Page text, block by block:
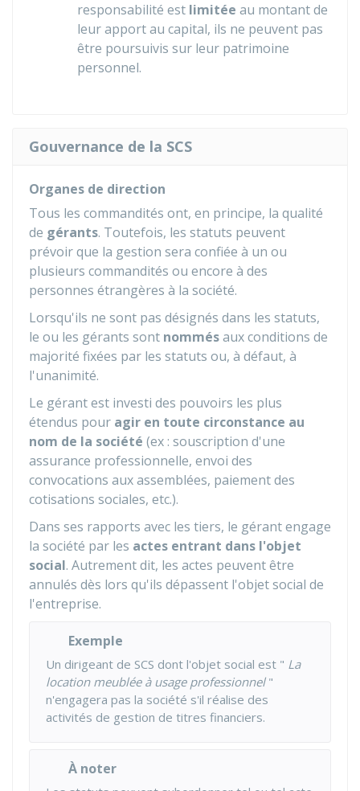
responsabilité est limitée au montant de
leur apport au capital, ils ne peuvent pas
être poursuivis sur leur patrimoine
personnel.
Gouvernance de la SCS
Organes de direction
Tous les commandités ont, en principe, la qualité
de gérants. Toutefois, les statuts peuvent
prévoir que la gestion sera confiée à un ou
plusieurs commandités ou encore à des
personnes étrangères à la société.
Lorsqu'ils ne sont pas désignés dans les statuts,
le ou les gérants sont nommésaux conditions de
majorité fixées par les statuts ou, à défaut, à
l'unanimité.
Le gérant est investi des pouvoirs les plus
étendus pour agir en toute circonstance au
nom de la société (ex : souscription d'une
assurance professionnelle, envoi des
convocations aux assemblées, paiement des
cotisations sociales, etc.).
Dans ses rapports avec les tiers, le gérant engage
la société par les actes entrant dans l'objet
social. Autrement dit, les actes peuvent être
annulés dès lors qu'ils dépassent l'objet social de
l'entreprise.
Exemple
Un dirigeant de SCS dont l'objet social est " La
location meublée à usage professionnel "
n'engagera pas la société s'il réalise des
activités de gestion de titres financiers.
À noter